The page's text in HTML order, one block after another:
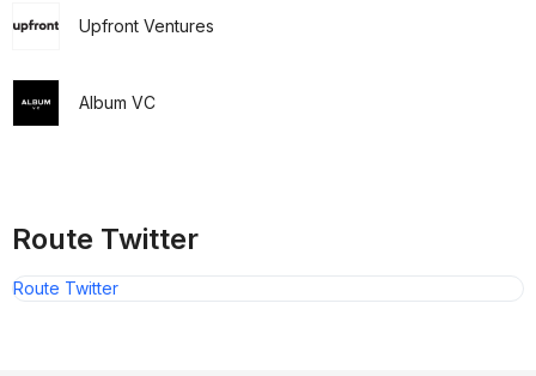
Upfront Ventures
Album VC
Route Twitter
Route Twitter